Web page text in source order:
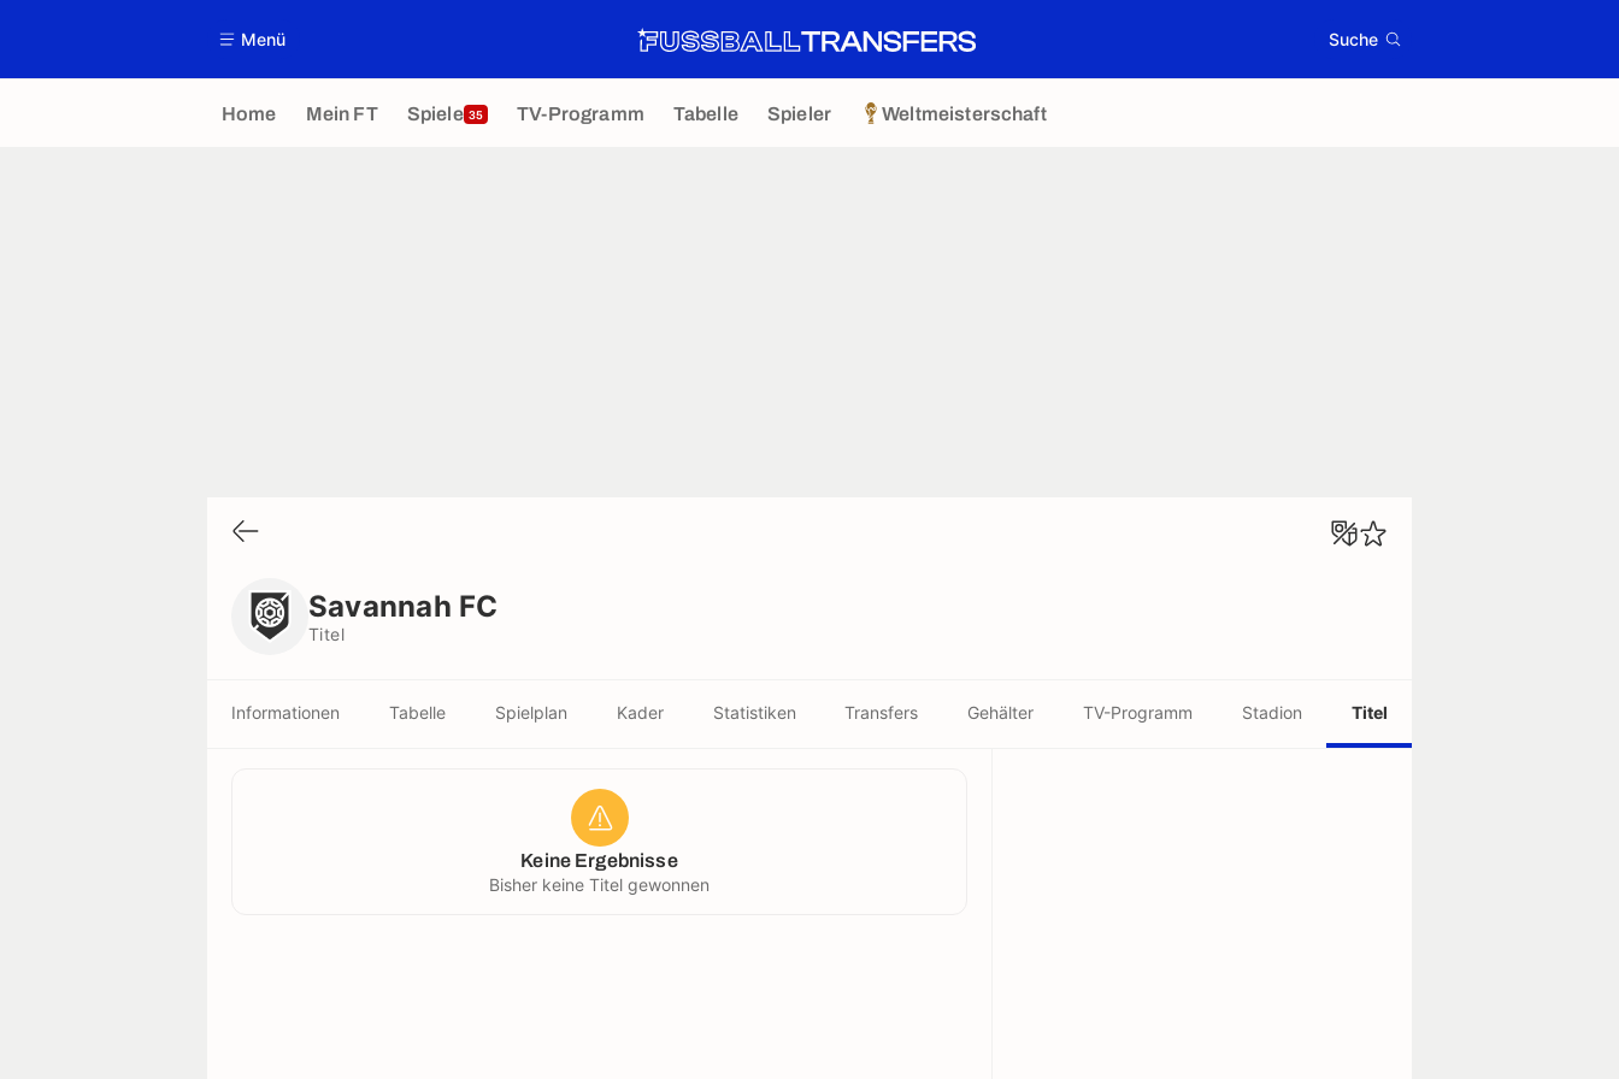
Menü Suche
Home Mein FT Spiele 35 TV-Programm Tabelle Spieler Weltmeisterschaft
Savannah FC
Titel
Informationen Tabelle Spielplan Kader Statistiken Transfers Gehälter TV-Programm Stadion Titel
Keine Ergebnisse
Bisher keine Titel gewonnen